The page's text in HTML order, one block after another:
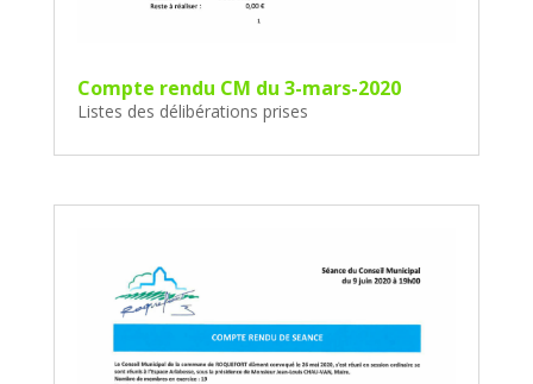
Compte rendu CM du 3-mars-2020
Listes des délibérations prises